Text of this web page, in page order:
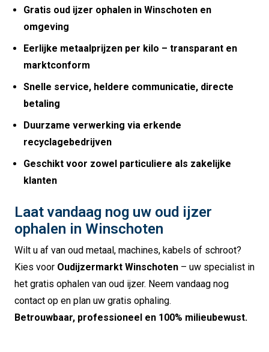
Gratis oud ijzer ophalen in Winschoten en
omgeving
Eerlijke metaalprijzen per kilo – transparant en
marktconform
Snelle service, heldere communicatie, directe
betaling
Duurzame verwerking via erkende
recyclagebedrijven
Geschikt voor zowel particuliere als zakelijke
klanten
Laat vandaag nog uw oud ijzer
ophalen in Winschoten
Wilt u af van oud metaal, machines, kabels of schroot?
Kies voor Oudijzermarkt Winschoten – uw specialist in
het gratis ophalen van oud ijzer. Neem vandaag nog
contact op en plan uw gratis ophaling.
Betrouwbaar, professioneel en 100% milieubewust.